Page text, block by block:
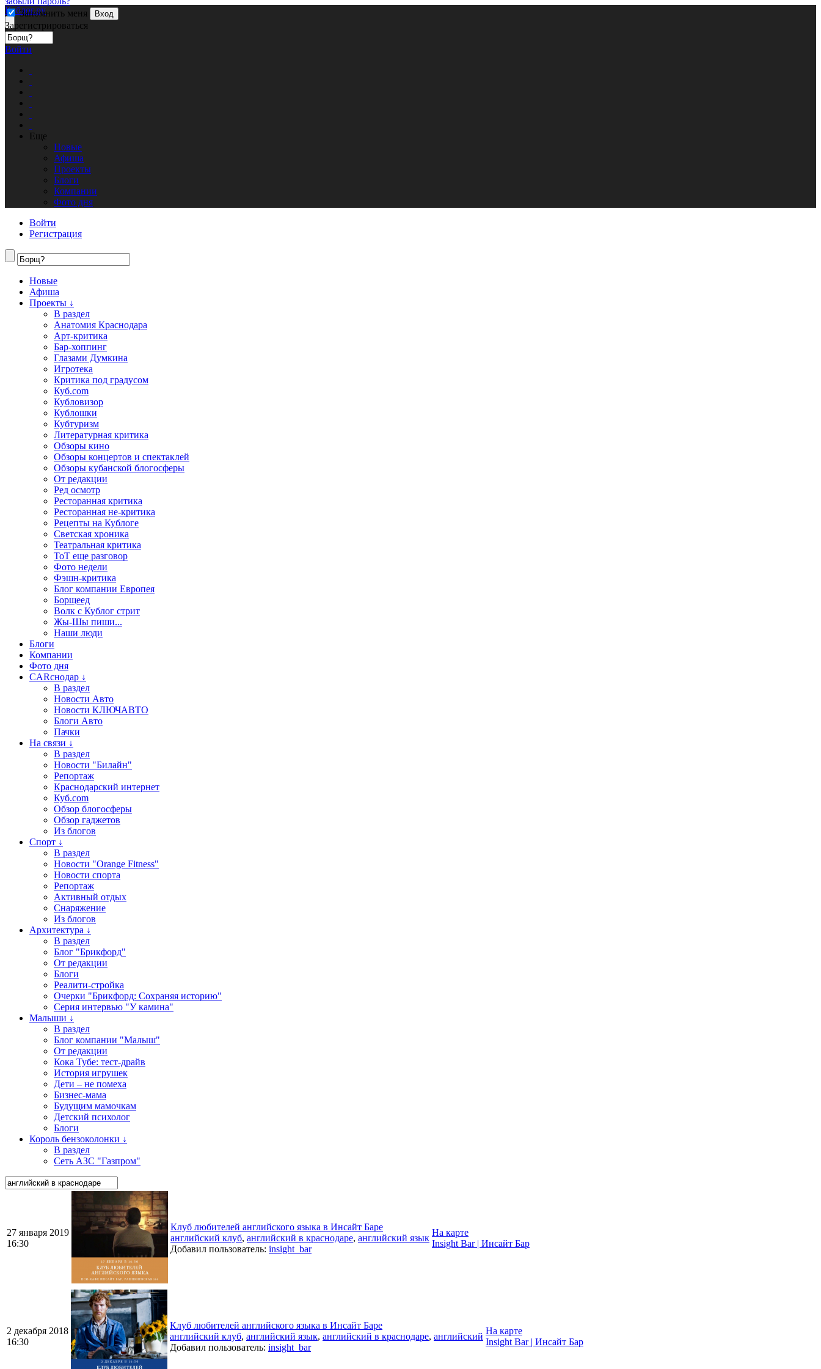
Запомнить меня
Вход
Зарегистрироваться
Кублог.ру
Войти
Еще
Новые
Афиша
Проекты
Блоги
Компании
Фото дня
Войти
Регистрация
Новые
Афиша
Проекты ↓
В раздел
Анатомия Краснодара
Арт-критика
Бар-хоппинг
Глазами Думкина
Игротека
Критика под градусом
Куб.com
Кубловизор
Кублошки
Кубтуризм
Литературная критика
Обзоры кино
Обзоры концертов и спектаклей
Обзоры кубанской блогосферы
От редакции
Ред осмотр
Ресторанная критика
Ресторанная не-критика
Рецепты на Кублоге
Светская хроника
Театральная критика
ТоТ еще разговор
Фото недели
Фэшн-критика
Блог компании Европея
Борщеед
Волк с Кублог стрит
Жы-Шы пиши...
Наши люди
Блоги
Компании
Фото дня
CARснодар ↓
В раздел
Новости Авто
Новости КЛЮЧАВТО
Блоги Авто
Пачки
На связи ↓
В раздел
Новости "Билайн"
Репортаж
Краснодарский интернет
Куб.com
Обзор блогосферы
Обзор гаджетов
Из блогов
Спорт ↓
В раздел
Новости "Orange Fitness"
Новости спорта
Репортаж
Активный отдых
Снаряжение
Из блогов
Архитектура ↓
В раздел
Блог "Брикфорд"
От редакции
Блоги
Реалити-стройка
Очерки "Брикфорд: Сохраняя историю"
Серия интервью "У камина"
Малыши ↓
В раздел
Блог компании "Малыш"
От редакции
Кока Тубе: тест-драйв
История игрушек
Дети – не помеха
Бизнес-мама
Будущим мамочкам
Детский психолог
Блоги
Король бензоколонки ↓
В раздел
Сеть АЗС "Газпром"
27 января 2019
16:30
Клуб любителей английского языка в Инсайт Баре
английский клуб, английский в краснодаре, английский язык
Добавил пользователь: insight_bar
На карте
Insight Bar | Инсайт Бар
2 декабря 2018
16:30
Клуб любителей английского языка в Инсайт Баре
английский клуб, английский язык, английский в краснодаре, английский
Добавил пользователь: insight_bar
На карте
Insight Bar | Инсайт Бар